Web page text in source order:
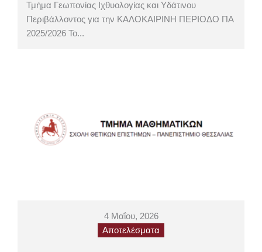
Τμήμα Γεωπονίας Ιχθυολογίας και Υδάτινου
Περιβάλλοντος για την ΚΑΛΟΚΑΙΡΙΝΗ ΠΕΡΙΟΔΟ ΠΑ
2025/2026 Το...
4 Μαΐου, 2026
Αποτελέσματα